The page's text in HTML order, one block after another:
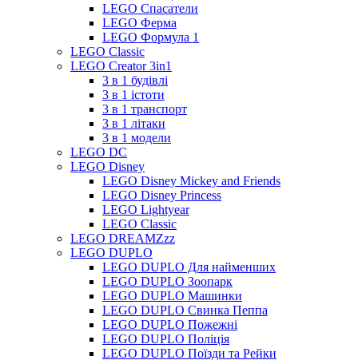
LEGO Спасатели
LEGO Ферма
LEGO Формула 1
LEGO Classic
LEGO Creator 3in1
3 в 1 будівлі
3 в 1 істоти
3 в 1 транспорт
3 в 1 літаки
3 в 1 модели
LEGO DC
LEGO Disney
LEGO Disney Mickey and Friends
LEGO Disney Princess
LEGO Lightyear
LEGO Classic
LEGO DREAMZzz
LEGO DUPLO
LEGO DUPLO Для найменших
LEGO DUPLO Зоопарк
LEGO DUPLO Машинки
LEGO DUPLO Свинка Пеппа
LEGO DUPLO Пожежні
LEGO DUPLO Поліція
LEGO DUPLO Поїзди та Рейки